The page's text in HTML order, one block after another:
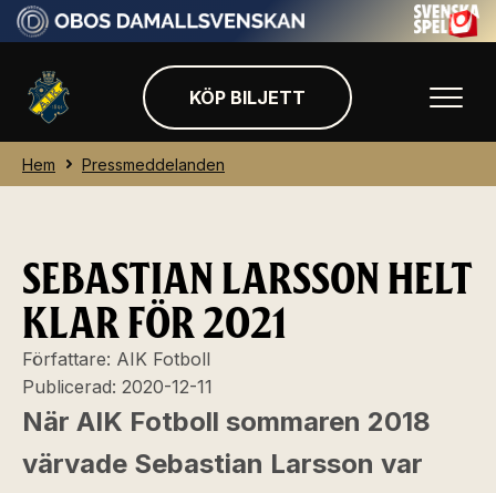
KÖP BILJETT
Hem Pressmeddelanden
SEBASTIAN LARSSON HELT
KLAR FÖR 2021
Författare: AIK Fotboll
Publicerad: 2020-12-11
När AIK Fotboll sommaren 2018
värvade Sebastian Larsson var